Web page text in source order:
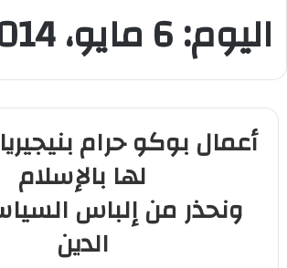
اليوم:6 مايو، 2014
‏أعمال بوكو حرام
لها بالإسلام
ونحذر من إلباس
الدين